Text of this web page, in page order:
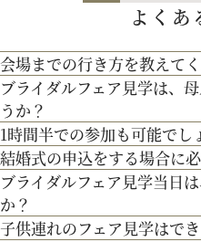
お二人の希望に合わせた挙式
よくあ
会場までの行き方を教えて
●お車でお越しの方へ JR札
目から約3分
●交通機関をご利用の方へ
車 2番出口より徒歩約15分と
ブライダルフェア見学は、
うか？
もちろん可能です。親御様や
す。
1時間半での参加も可能でし
通常、会場見学と試食で3時間
ご案内にてご対応させて頂き
結婚式の申込をする場合に
お内金と印鑑をお持ちいただ
よりご案内させて頂きますの
ブライダルフェア見学当日
か？
お車でお越しいただいても大
子供連れのフェア見学はで